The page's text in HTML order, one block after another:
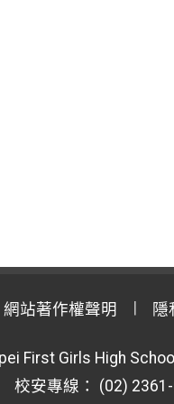
網站著作權聲明
First Girls High School
專線： (02) 2361-